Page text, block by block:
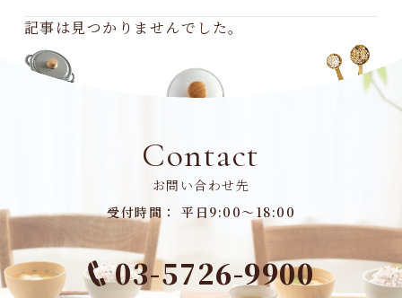
記事は見つかりませんでした。
Contact
お問い合わせ先
受付時間： 平日9:00～18:00
03-5726-9900